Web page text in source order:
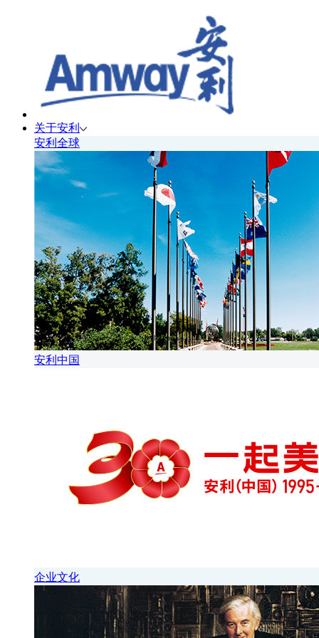
关于安利
安利全球
安利中国
企业文化